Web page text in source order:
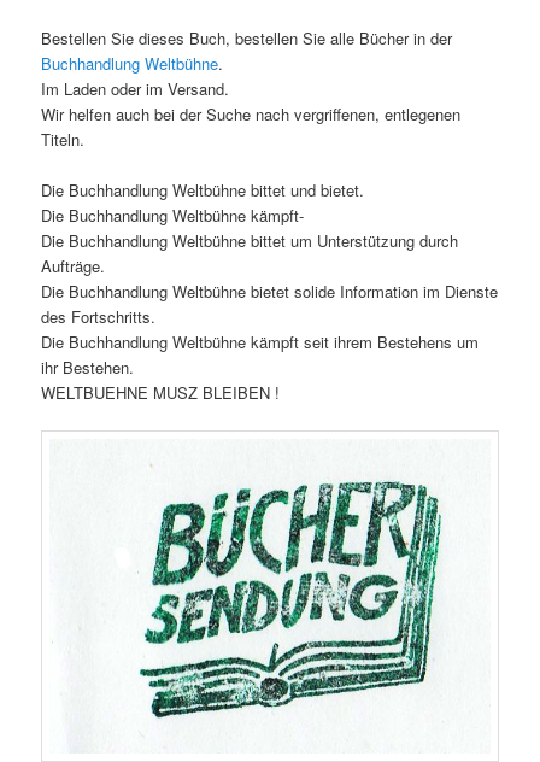
Bestellen Sie dieses Buch, bestellen Sie alle Bücher in der
Buchhandlung Weltbühne.
Im Laden oder im Versand.
Wir helfen auch bei der Suche nach vergriffenen, entlegenen
Titeln.
Die Buchhandlung Weltbühne bittet und bietet.
Die Buchhandlung Weltbühne kämpft-
Die Buchhandlung Weltbühne bittet um Unterstützung durch
Aufträge.
Die Buchhandlung Weltbühne bietet solide Information im Dienste
des Fortschritts.
Die Buchhandlung Weltbühne kämpft seit ihrem Bestehens um
ihr Bestehen.
WELTBUEHNE MUSZ BLEIBEN !